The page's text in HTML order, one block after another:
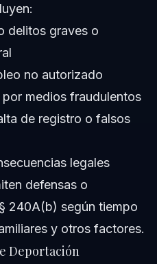
delitos graves o
no autorizado
medios fraudulentos
de registro o falsos
legales
defensas o
240A(b) según tiempo
y otros factores.
Deportación